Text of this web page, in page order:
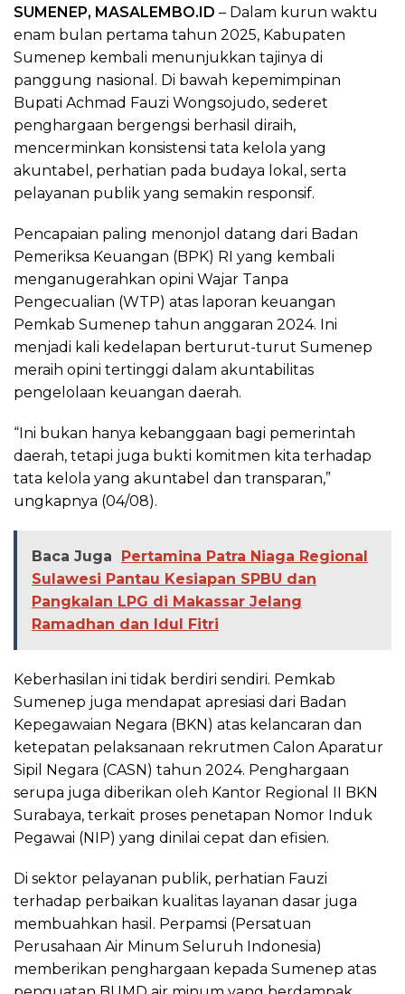
SUMENEP, MASALEMBO.ID – Dalam kurun waktu
enam bulan pertama tahun 2025, Kabupaten
Sumenep kembali menunjukkan tajinya di
panggung nasional. Di bawah kepemimpinan
Bupati Achmad Fauzi Wongsojudo, sederet
penghargaan bergengsi berhasil diraih,
mencerminkan konsistensi tata kelola yang
akuntabel, perhatian pada budaya lokal, serta
pelayanan publik yang semakin responsif.
Pencapaian paling menonjol datang dari Badan
Pemeriksa Keuangan (BPK) RI yang kembali
menganugerahkan opini Wajar Tanpa
Pengecualian (WTP) atas laporan keuangan
Pemkab Sumenep tahun anggaran 2024. Ini
menjadi kali kedelapan berturut-turut Sumenep
meraih opini tertinggi dalam akuntabilitas
pengelolaan keuangan daerah.
“Ini bukan hanya kebanggaan bagi pemerintah
daerah, tetapi juga bukti komitmen kita terhadap
tata kelola yang akuntabel dan transparan,”
ungkapnya (04/08).
Baca Juga
Pertamina Patra Niaga Regional
Sulawesi Pantau Kesiapan SPBU dan
Pangkalan LPG di Makassar Jelang
Ramadhan dan Idul Fitri
Keberhasilan ini tidak berdiri sendiri. Pemkab
Sumenep juga mendapat apresiasi dari Badan
Kepegawaian Negara (BKN) atas kelancaran dan
ketepatan pelaksanaan rekrutmen Calon Aparatur
Sipil Negara (CASN) tahun 2024. Penghargaan
serupa juga diberikan oleh Kantor Regional II BKN
Surabaya, terkait proses penetapan Nomor Induk
Pegawai (NIP) yang dinilai cepat dan efisien.
Di sektor pelayanan publik, perhatian Fauzi
terhadap perbaikan kualitas layanan dasar juga
membuahkan hasil. Perpamsi (Persatuan
Perusahaan Air Minum Seluruh Indonesia)
memberikan penghargaan kepada Sumenep atas